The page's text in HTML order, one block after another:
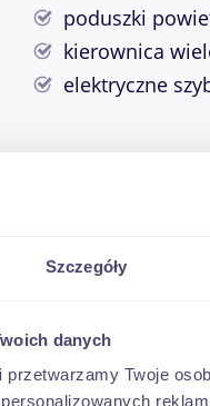
Szczegóły
danych
przetwarzamy Twoje
poduszki
kierownica
elektryczne
PLN*
120 miesięcy,